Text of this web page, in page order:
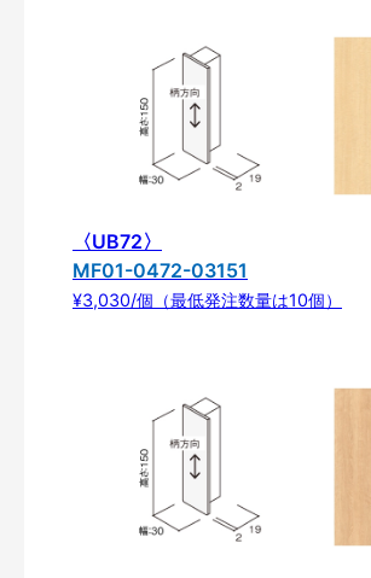
〈UB72〉
MF01-0472-03151
¥3,030/個（最低発注数量は10個）